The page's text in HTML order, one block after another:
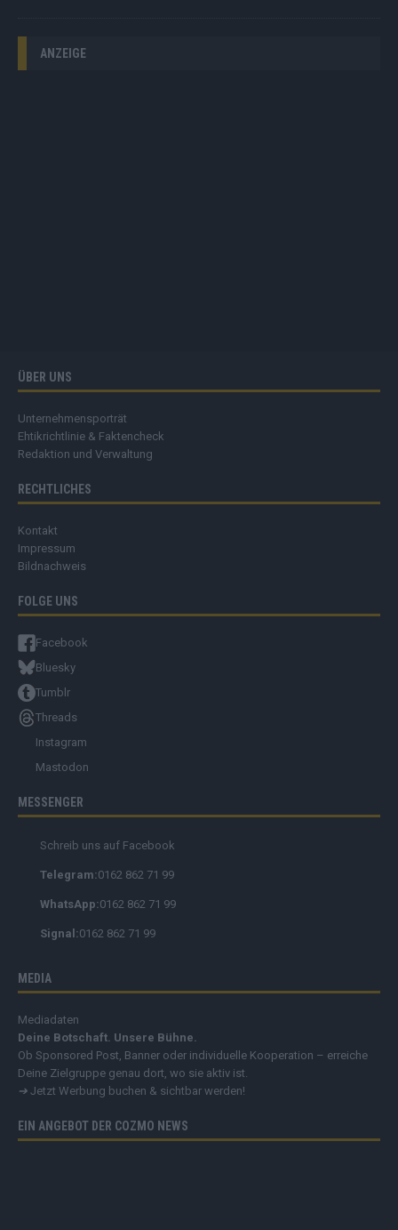
ANZEIGE
ÜBER UNS
Unternehmensporträt
Ehtikrichtlinie & Faktencheck
Redaktion und Verwaltung
RECHTLICHES
Kontakt
Impressum
Bildnachweis
FOLGE UNS
Facebook
Bluesky
Tumblr
Threads
Instagram
Mastodon
MESSENGER
Schreib uns auf Facebook
Telegram:0162 862 71 99
WhatsApp:0162 862 71 99
Signal:0162 862 71 99
MEDIA
Mediadaten
Deine Botschaft. Unsere Bühne.
Ob Sponsored Post, Banner oder individuelle Kooperation – erreiche
Deine Zielgruppe genau dort, wo sie aktiv ist.
➔ Jetzt Werbung buchen & sichtbar werden!
EIN ANGEBOT DER COZMO NEWS